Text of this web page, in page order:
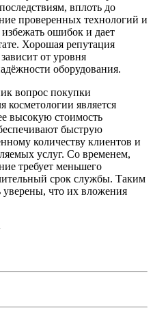
вплоть до
проверенных технологий и
ошибок и дает
Хорошая репутация
от уровня
оборудования.
вопрос покупки
косметологии является
высокую стоимость
быструю
количеству клиентов и
услуг. Со временем,
требует меньшего
срок службы. Таким
уверены, что их вложения